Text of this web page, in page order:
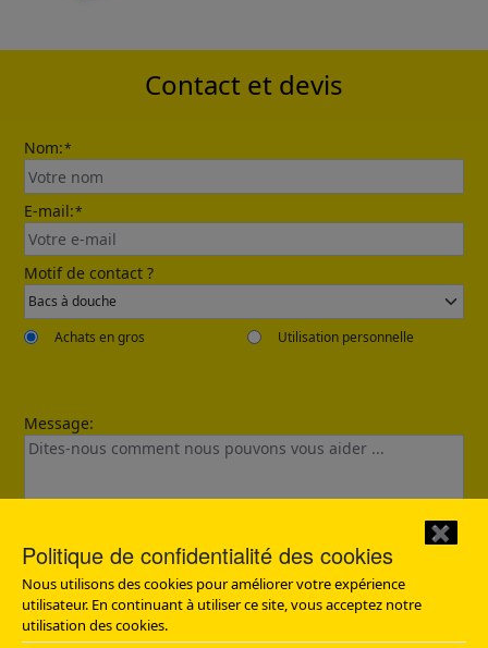
Send
Confirmed
Contact et devis
Nom:*
E-mail:*
Motif de contact ?
Achats en gros Utilisation personnelle
Message:
Merci pour votre demande. Nous vous contacterons dans
les 12 heures.
Envoyer
✖
Politique de confidentialité des cookies
Nous utilisons des cookies pour améliorer votre expérience
utilisateur. En continuant à utiliser ce site, vous acceptez notre
utilisation des cookies.